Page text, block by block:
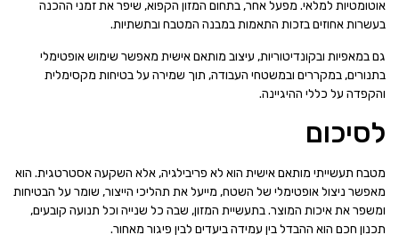
אוטומטיות למלאי. מפעל אחר, בתחום המזון הקפוא, שיפר את זמני ההכנה
בעשרות אחוזים בזכות התאמות במבנה המטבח ובתשתיות.
גם במאפיות ובקונדיטוריות, עיצוב מותאם אישית מאפשר שימוש אופטימלי
בתנורים, במקררים ובמשטחי העבודה, תוך שמירה על בטיחות מקסימלית
והקפדה על כללי ההיגיינה.
לסיכום
מטבח תעשייתי מותאם אישית הוא לא פריבילגיה, אלא השקעה אסטרטגית. הוא
מאפשר ניצול אופטימלי של השטח, מייעל את תהליכי הייצור, שומר על הבטיחות
ומשפר את איכות המוצר. בתעשיית המזון, שבה כל שנייה וכל תנועה קובעים,
תכנון חכם הוא ההבדל בין עמידה ביעדים לבין פיגור מאחור.